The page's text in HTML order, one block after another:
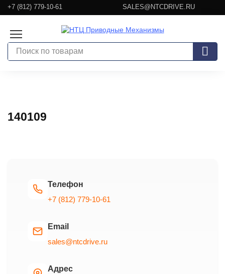
Перейти
к
+7 (812) 779-10-61 SALES@NTCDRIVE.RU
140109
Телефон
+7 (812) 779-10-61
Email
sales@ntcdrive.ru
Адрес